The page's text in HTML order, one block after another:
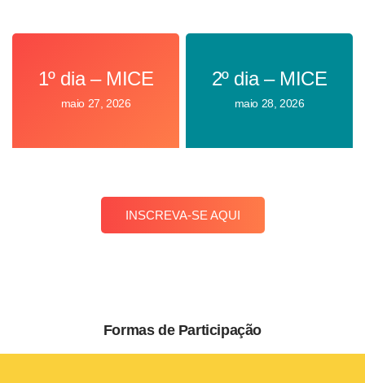
1º dia – MICE
maio 27, 2026
2º dia – MICE
maio 28, 2026
INSCREVA-SE AQUI
Formas de Participação